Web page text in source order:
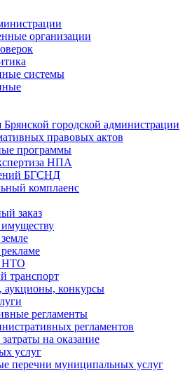
организации
системы
городской администрации
правовых актов
программы
НПА
БГСНД
комплаенс
заказ
НТО
транспорт
аукционы, конкурсы
регламенты
регламентов
на оказание
услуг
перечни муниципальных услуг